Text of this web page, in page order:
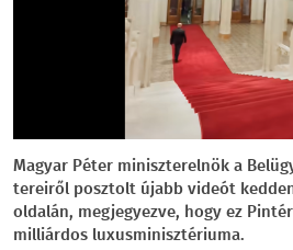
Magyar Péter miniszterelnök a
tereiről posztolt újabb videót
oldalán, megjegyezve, hogy ez
milliárdos luxusminisztériuma.